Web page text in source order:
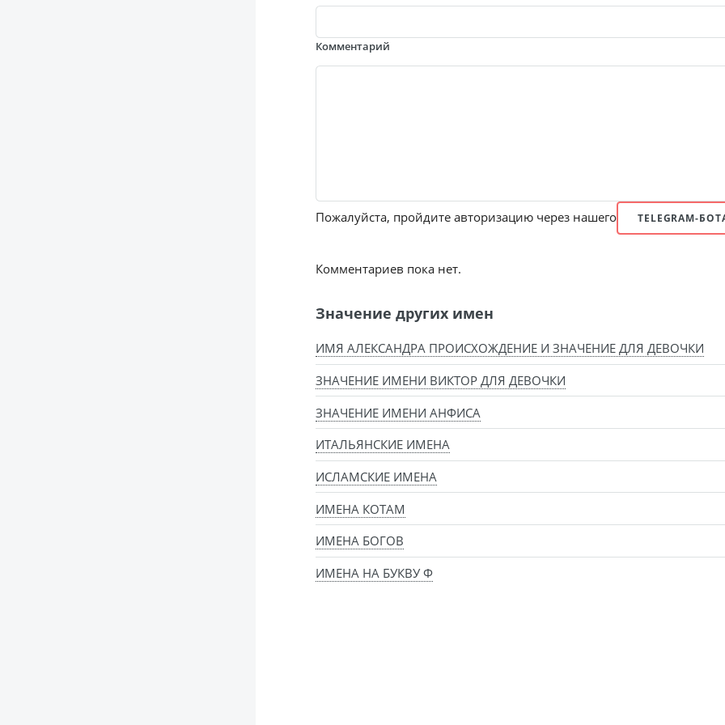
Комментарий
Пожалуйста, пройдите авторизацию через нашего TELEGRAM-
Комментариев пока нет.
Значение других имен
ИМЯ АЛЕКСАНДРА ПРОИСХОЖДЕНИЕ И ЗНАЧЕНИЕ ДЛЯ ДЕВОЧКИ
ЗНАЧЕНИЕ ИМЕНИ ВИКТОР ДЛЯ ДЕВОЧКИ
ЗНАЧЕНИЕ ИМЕНИ АНФИСА
ИТАЛЬЯНСКИЕ ИМЕНА
ИСЛАМСКИЕ ИМЕНА
ИМЕНА КОТАМ
ИМЕНА БОГОВ
ИМЕНА НА БУКВУ Ф